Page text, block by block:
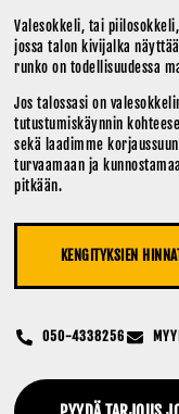
Valesokkeli, tai
jossa talon kivijalka
runko on todellisuudessa
Jos talossasi on
tutustumiskäynnin
sekä laadimme
turvaamaan ja
pitkään.
KENGITYKSIEN
050-4338256